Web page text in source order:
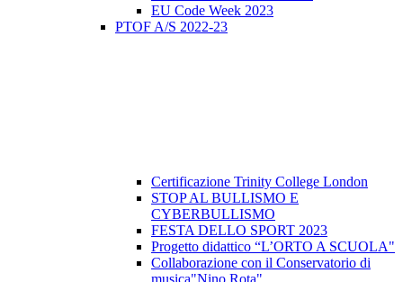
EU Code Week 2023
PTOF A/S 2022-23
Certificazione Trinity College London
STOP AL BULLISMO E
CYBERBULLISMO
FESTA DELLO SPORT 2023
Progetto didattico “L’ORTO A SCUOLA"
Collaborazione con il Conservatorio di